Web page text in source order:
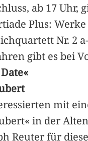
ab 17 Uhr,
Plus:
Nr. 2
gibt es bei
mit
in der
Reuter für